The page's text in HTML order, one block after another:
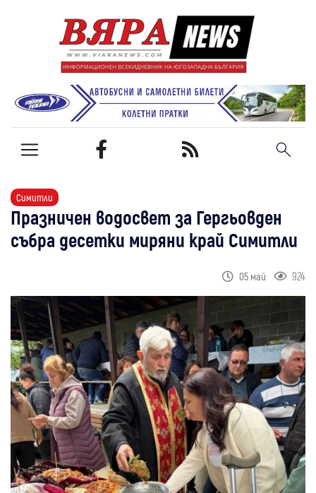
Симитли
Празничен водосвет за Гергьовден
събра десетки миряни край Симитли
05 май 924